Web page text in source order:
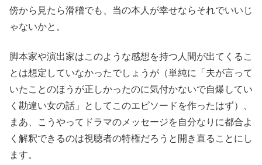
傍から見たら滑稽でも、当の本人が幸せならそれでいいじ
ゃないかと。
脚本家や演出家はこのような感想を持つ人間が出てくるこ
とは想定していなかったでしょうが（単純に「夫が言って
いたことのほうが正しかったのに気付かないで自爆してい
く勘違い女の話」としてこのエピソードを作ったはず）、
まあ、こうやってドラマのメッセージを自分なりに都合よ
く解釈できるのは視聴者の特権だろうと開き直ることにし
ます。